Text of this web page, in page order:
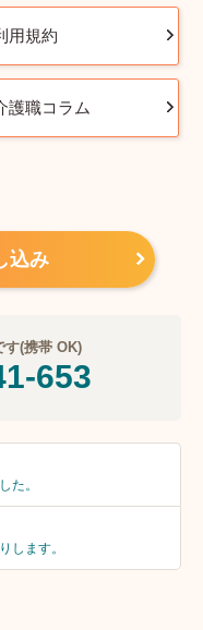
用規約
護職コラム
込み
す(携帯 OK)
653
た。
します。